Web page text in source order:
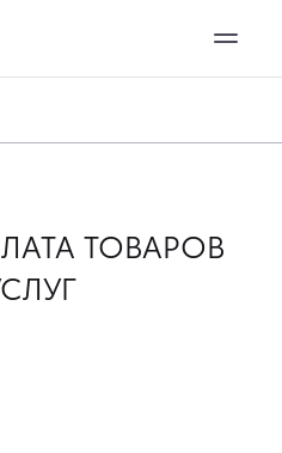
ТОВАРОВ